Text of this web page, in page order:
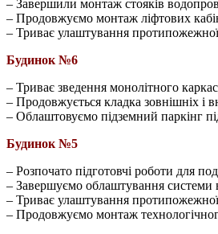
– Завершили монтаж стояків
– Продовжуємо монтаж ліфтових
– Триває улаштування протипожежної
Будинок №6
– Триває зведення монолітного
– Продовжується кладка зовнішніх і
– Облаштовуємо підземний паркінг
Будинок №5
– Розпочато підготовчі роботи для
– Завершуємо облаштування системи
– Триває улаштування протипожежної
– Продовжуємо монтаж